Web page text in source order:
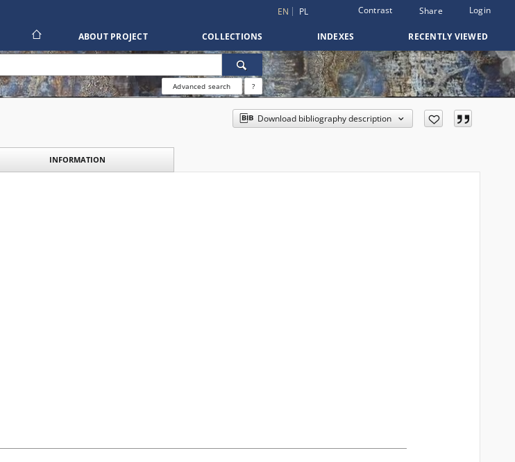
EN PL Contrast Share Login
ABOUT PROJECT COLLECTIONS INDEXES RECENTLY VIEWED
Advanced search ?
Download bibliography description
INFORMATION